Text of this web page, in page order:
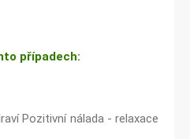
případech:
Pozitivní nálada - relaxace